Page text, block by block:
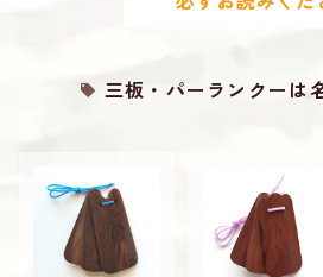
三板・パーランクーは